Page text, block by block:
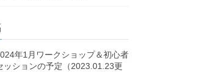
年1月ワークショップ＆初心者
ッションの予定（2023.01.23更